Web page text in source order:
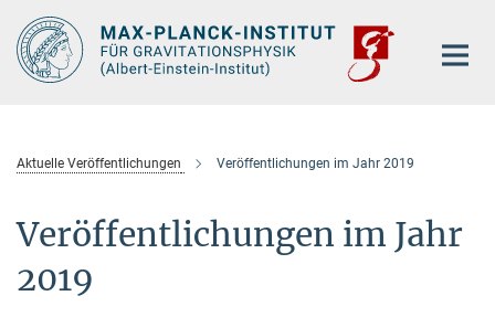
Hauptinhalt
Aktuelle Veröffentlichungen Veröffentlichungen im Jahr 2019
Veröffentlichungen im Jahr
2019